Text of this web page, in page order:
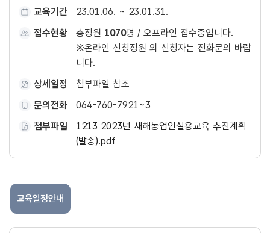
교육기간
23.01.06. ~ 23.01.31.
접수현황
총정원 1070명 / 오프라인 접수중입니다.
※온라인 신청정원 외 신청자는 전화문의 바랍
니다.
상세일정
첨부파일 참조
문의전화
064-760-7921~3
첨부파일
1213 2023년 새해농업인실용교육 추진계획
(발송).pdf
교육일정안내